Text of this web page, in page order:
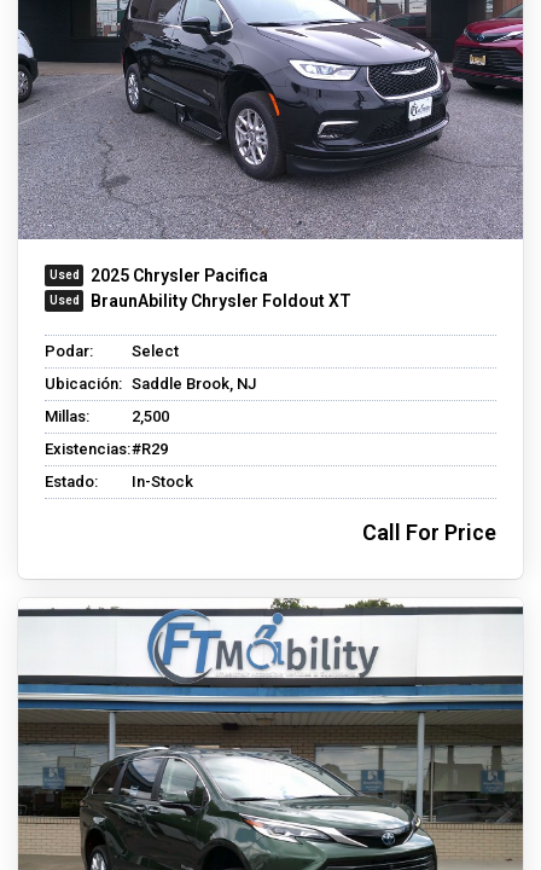
2025 Chrysler Pacifica
BraunAbility Chrysler Foldout XT
Podar:
Select
Ubicación: Saddle Brook, NJ
Millas:
2,500
Existencias:#R29
Estado:
In-Stock
Call For Price